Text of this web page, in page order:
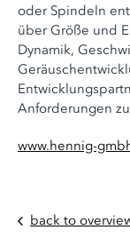
oder Spindeln
über Größe und
Dynamik,
Anforderungen
www.hennig-
back to